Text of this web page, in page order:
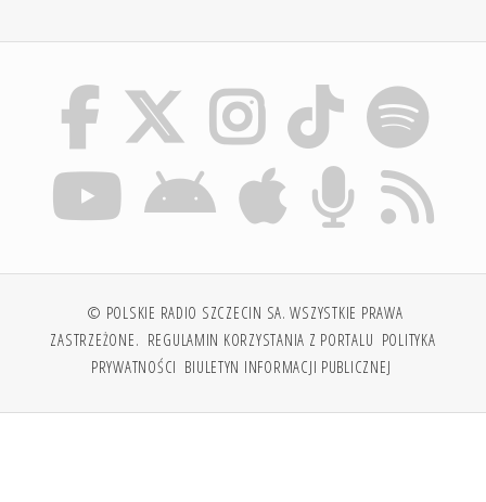
© POLSKIE RADIO SZCZECIN SA. WSZYSTKIE PRAWA
ZASTRZEŻONE. REGULAMIN KORZYSTANIA Z PORTALU POLITYKA
PRYWATNOŚCI BIULETYN INFORMACJI PUBLICZNEJ